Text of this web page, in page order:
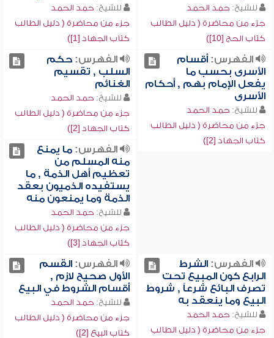
للشيخ: حمد الحمد
جزء من محاضرة ( دليل الطالب
كتاب الحج [10])
للشيخ: حمد الحمد
جزء من محاضرة ( دليل الطالب
كتاب الجهاد [1])
الفهرس:أقسام
الأسرى بحسب ما
يفعل الإمام بهم , أحكام
الأسرى
للشيخ: حمد الحمد
جزء من محاضرة ( دليل الطالب
كتاب الجهاد [2])
الفهرس:حكم
السلب , تقسيم
الغنائم
للشيخ: حمد الحمد
جزء من محاضرة ( دليل الطالب
كتاب الجهاد [2])
الفهرس:ما يمنع
منه المسلم من
تعظيم أهل الذمة , ما
يستفيده الذميون بعقد
الذمة وما يمنعون منه
للشيخ: حمد الحمد
جزء من محاضرة ( دليل الطالب
كتاب الجهاد [3])
الفهرس:الشرط
الرابع كون المبيع تحت
تصرف البائع شرعاً , شروط
البيع وما ينعقد به
للشيخ: حمد الحمد
جزء من محاضرة ( دليل الطالب
الفهرس:القسم
الأول صحيح لازم ,
أقسام الشروط في البيع
للشيخ: حمد الحمد
جزء من محاضرة ( دليل الطالب
كتاب البيع [2])